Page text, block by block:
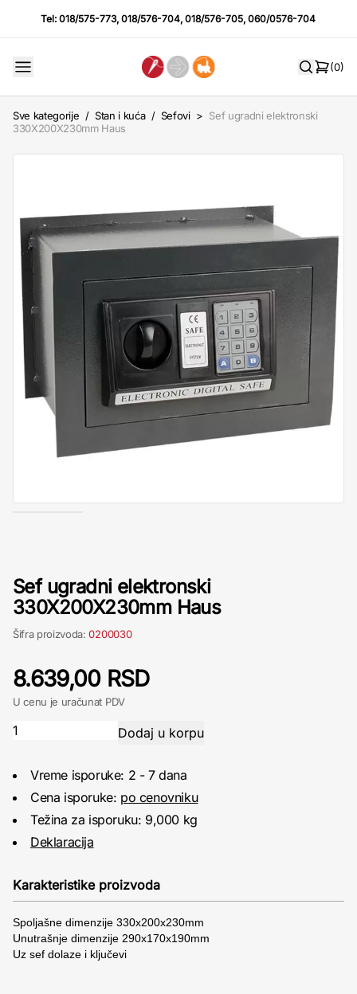
Tel:018/575-773,018/576-704,018/576-705,060/0576-704
(0)
Sve kategorije / Stan i kuća / Sefovi > Sef ugradni elektronski
330X200X230mm Haus
Sef ugradni elektronski
330X200X230mm Haus
Šifra proizvoda:0200030
8.639,00 RSD
U cenu je uračunat PDV
Vreme isporuke: 2 - 7 dana
Cena isporuke: po cenovniku
Težina za isporuku: 9,000 kg
Deklaracija
Karakteristike proizvoda
Spoljašne dimenzije 330x200x230mm
Unutrašnje dimenzije 290x170x190mm
Uz sef dolaze i ključevi